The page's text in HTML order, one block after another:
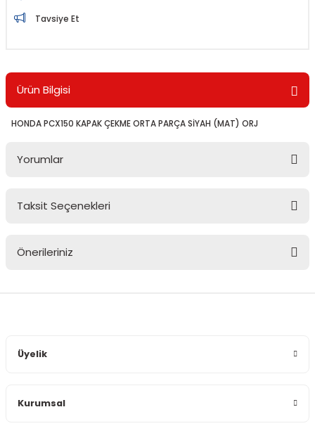
Tavsiye Et
Ürün Bilgisi
HONDA PCX150 KAPAK ÇEKME ORTA PARÇA SİYAH (MAT) ORJ
Yorumlar
Taksit Seçenekleri
Önerileriniz
Ürün bilgilerinde hatalar bulunuyor.
Üyelik
Kurumsal